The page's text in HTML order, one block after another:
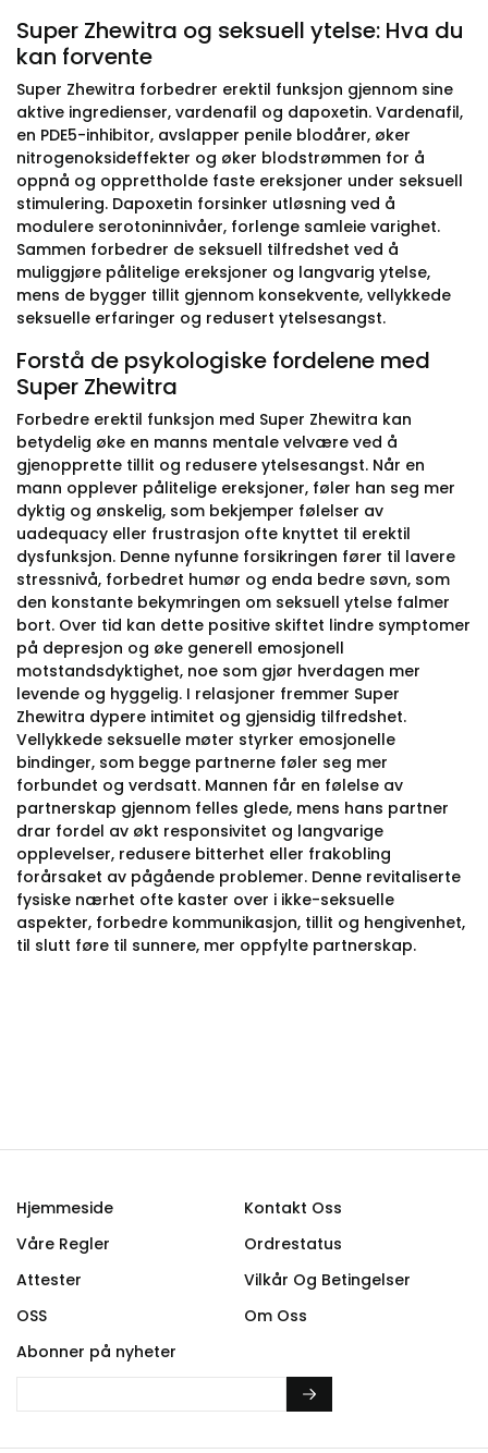
Super Zhewitra og seksuell ytelse: Hva du
kan forvente
Super Zhewitra forbedrer erektil funksjon gjennom sine
aktive ingredienser, vardenafil og dapoxetin. Vardenafil,
en PDE5-inhibitor, avslapper penile blodårer, øker
nitrogenoksideffekter og øker blodstrømmen for å
oppnå og opprettholde faste ereksjoner under seksuell
stimulering. Dapoxetin forsinker utløsning ved å
modulere serotoninnivåer, forlenge samleie varighet.
Sammen forbedrer de seksuell tilfredshet ved å
muliggjøre pålitelige ereksjoner og langvarig ytelse,
mens de bygger tillit gjennom konsekvente, vellykkede
seksuelle erfaringer og redusert ytelsesangst.
Forstå de psykologiske fordelene med
Super Zhewitra
Forbedre erektil funksjon med Super Zhewitra kan
betydelig øke en manns mentale velvære ved å
gjenopprette tillit og redusere ytelsesangst. Når en
mann opplever pålitelige ereksjoner, føler han seg mer
dyktig og ønskelig, som bekjemper følelser av
uadequacy eller frustrasjon ofte knyttet til erektil
dysfunksjon. Denne nyfunne forsikringen fører til lavere
stressnivå, forbedret humør og enda bedre søvn, som
den konstante bekymringen om seksuell ytelse falmer
bort. Over tid kan dette positive skiftet lindre symptomer
på depresjon og øke generell emosjonell
motstandsdyktighet, noe som gjør hverdagen mer
levende og hyggelig. I relasjoner fremmer Super
Zhewitra dypere intimitet og gjensidig tilfredshet.
Vellykkede seksuelle møter styrker emosjonelle
bindinger, som begge partnerne føler seg mer
forbundet og verdsatt. Mannen får en følelse av
partnerskap gjennom felles glede, mens hans partner
drar fordel av økt responsivitet og langvarige
opplevelser, redusere bitterhet eller frakobling
forårsaket av pågående problemer. Denne revitaliserte
fysiske nærhet ofte kaster over i ikke-seksuelle
aspekter, forbedre kommunikasjon, tillit og hengivenhet,
til slutt føre til sunnere, mer oppfylte partnerskap.
Hjemmeside
Kontakt Oss
Våre Regler
Ordrestatus
Attester
Vilkår Og Betingelser
OSS
Om Oss
Abonner på nyheter